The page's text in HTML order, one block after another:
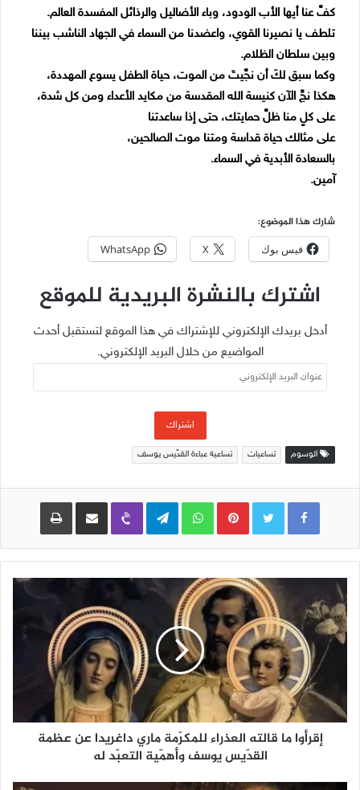
كفَّ عنا أيها الأب الودود، وباء الأضاليل والرذائل المفسدة العالم.
تلطف يا نصيرنا القوي، واعضدنا من السماء في الجهاد الناشب بيننا
وبين سلطان الظلام.
وكما سبق لكَ أن نجَّيتَ من الموت، حياة الطفل يسوع المهددة،
هكذا نجِّ الآن كنيسة الله المقدسة من مكايد الأعداء ومن كل شدة،
على كلٍ منا ظلَّ حمايتك، حتى إذا ساعدتنا
على مثالك حياة قداسة ومتنا موت الصالحين،
بالسعادة الأبدية في السماء.
آمين.
شارك هذا الموضوع:
فيس بوك X
WhatsApp
اشترك بالنشرة البريدية للموقع
أدخل بريدك الإلكتروني للإشتراك في هذا الموقع لتستقبل أحدث
المواضيع من خلال البريد الإلكتروني.
عنوان
البريد
اشتراك
الوسوم تساعيات تساعية عباءة القدّيس يوسف
Pinterest
WhatsApp
Telegram
Viber مشاركة عبر البريد طباعة
إقرأوا ما قالته العذراء للمكرّمة ماري داغريدا عن عظمة
القدّيس يوسف وأهمّية التعبّد له